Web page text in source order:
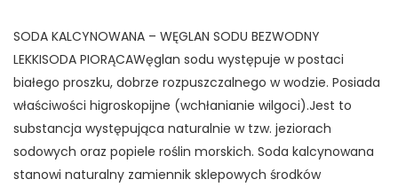
SODA KALCYNOWANA – WĘGLAN SODU BEZWODNY
LEKKISODA PIORĄCAWęglan sodu występuje w postaci
białego proszku, dobrze rozpuszczalnego w wodzie. Posiada
właściwości higroskopijne (wchłanianie wilgoci).Jest to
substancja występująca naturalnie w tzw. jeziorach
sodowych oraz popiele roślin morskich. Soda kalcynowana
stanowi naturalny zamiennik sklepowych środków